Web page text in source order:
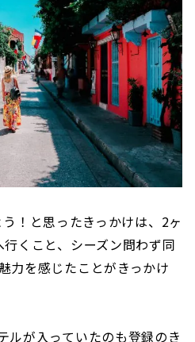
！と思ったきっかけは、2ヶ
くこと、シーズン問わず同
力を感じたことがきっかけ
ルが入っていたのも登録のき